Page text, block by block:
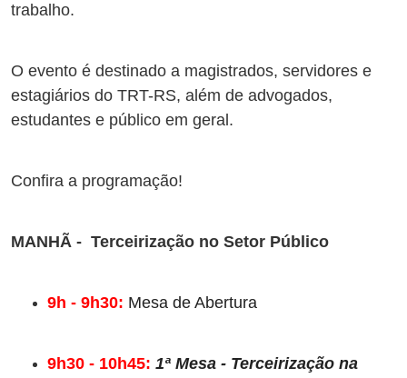
trabalho.
O evento é destinado a magistrados, servidores e
estagiários do TRT-RS, além de advogados,
estudantes e público em geral.
Confira a programação!
MANHÃ - Terceirização no Setor Público
9h - 9h30: Mesa de Abertura
9h30 - 10h45: 1ª Mesa - Terceirização na